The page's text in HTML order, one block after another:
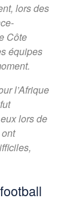
lors des
Côte
équipes
l’Afrique
lors de